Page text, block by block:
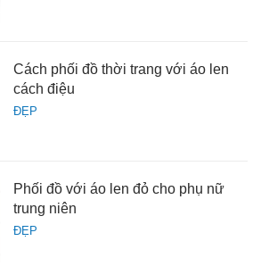
ĐẸP
Cách phối đồ thời trang với áo len
cách điệu
ĐẸP
Phối đồ với áo len đỏ cho phụ nữ
trung niên